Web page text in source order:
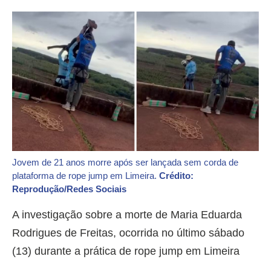
Jovem de 21 anos morre após ser lançada sem corda de
plataforma de rope jump em Limeira. Crédito:
Reprodução/Redes Sociais
A investigação sobre a morte de Maria Eduarda
Rodrigues de Freitas, ocorrida no último sábado
(13) durante a prática de rope jump em Limeira